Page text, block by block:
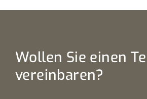
Wollen Sie einen
vereinbaren?